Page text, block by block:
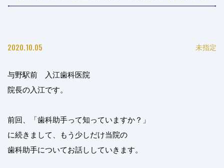
2020.10.05 未指定
与野駅前 入江歯科医院
院長の入江です。
前回、「歯科助手って知っていますか？」
に続きまして、もう少しだけ当院の
歯科助手についてお話ししていきます。